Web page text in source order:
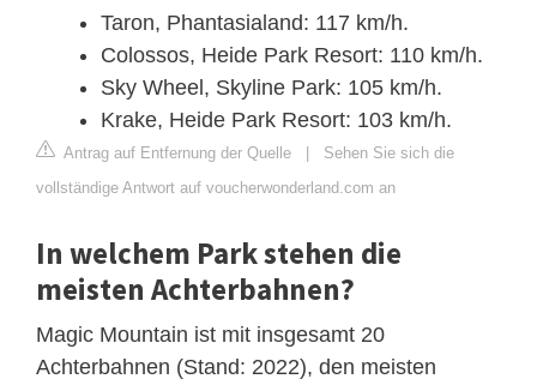
Taron, Phantasialand: 117 km/h.
Colossos, Heide Park Resort: 110 km/h.
Sky Wheel, Skyline Park: 105 km/h.
Krake, Heide Park Resort: 103 km/h.
Antrag auf Entfernung der Quelle | Sehen Sie sich die
vollständige Antwort auf voucherwonderland.com an
In welchem Park stehen die
meisten Achterbahnen?
Magic Mountain ist mit insgesamt 20
Achterbahnen (Stand: 2022), den meisten